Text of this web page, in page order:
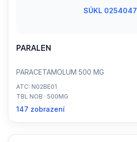
SÚKL 0254047
PARALEN
PARACETAMOLUM 500 MG
ATC: N02BE01
TBL NOB · 500MG
147 zobrazení